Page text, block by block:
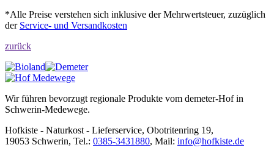
*Alle Preise verstehen sich inklusive der Mehrwertsteuer, zuzüglich
der Service- und Versandkosten
zurück
Wir führen bevorzugt regionale Produkte vom demeter-Hof in
Schwerin-Medewege.
Hofkiste - Naturkost - Lieferservice, Obotritenring 19,
19053 Schwerin, Tel.: 0385-3431880, Mail: info@hofkiste.de